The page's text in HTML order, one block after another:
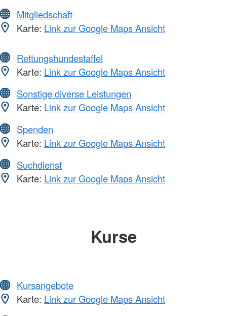
Mitgliedschaft
Karte: Link zur Google Maps Ansicht
Rettungshundestaffel
Karte: Link zur Google Maps Ansicht
Sonstige diverse Leistungen
Karte: Link zur Google Maps Ansicht
Spenden
Karte: Link zur Google Maps Ansicht
Suchdienst
Karte: Link zur Google Maps Ansicht
Kurse
Kursangebote
Karte: Link zur Google Maps Ansicht